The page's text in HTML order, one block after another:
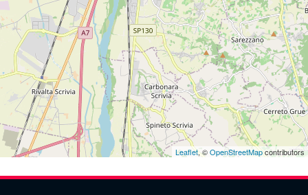
Leaflet, ©OpenStreetMapcontributors